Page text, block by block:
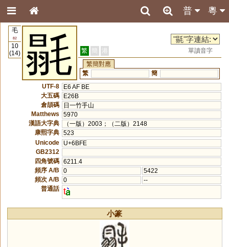
粵
普
毛
82
10
(14)
毾 繁 簡 港
單讀音字
繁簡對應
繁
簡
UTF-8
E6 AF BE
大五碼
E26B
倉頡碼
日一竹手山
Matthews
5970
漢語大字典
（一版）2003；（二版）2148
康熙字典 523
Unicode
U+6BFE
GB2312
四角號碼 6211.4
頻序 A/B
0
5422
頻次 A/B
0
--
普通話 t
小篆